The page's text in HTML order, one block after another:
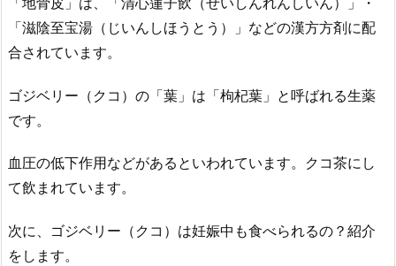
「滋陰至宝湯（じいんしほうとう）」などの漢方方剤に配
合されています。
ゴジベリー（クコ）の「葉」は「枸杞葉」と呼ばれる生薬
です。
血圧の低下作用などがあるといわれています。クコ茶にし
て飲まれています。
次に、ゴジベリー（クコ）は妊娠中も食べられるの？紹介
をします。